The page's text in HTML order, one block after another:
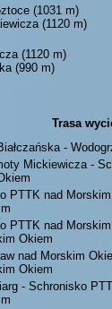
(1031 m)
(1120 m)
(1120 m)
(990 m)
Trasa
-
Mickiewicza -
PTTK nad
PTTK nad
Okiem
nad Morskim
Okiem
- Schronisko